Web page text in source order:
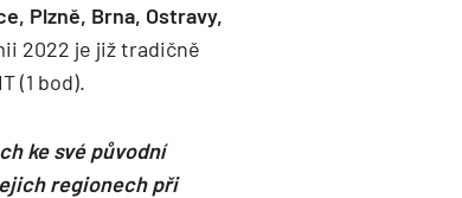
Plzně, Brna, Ostravy,
2022 je již tradičně
(1 bod).
ke své původní
regionech při